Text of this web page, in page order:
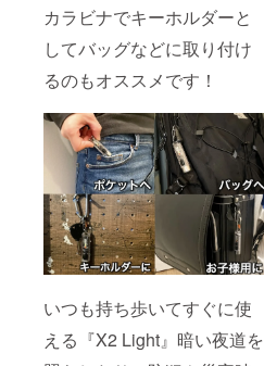
カラビナでキーホルダーと
してバッグなどに取り付け
るのもオススメです！
いつも持ち歩いてすぐに使
える『X2 Light』暗い夜道を